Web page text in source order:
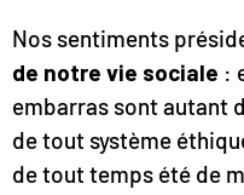
Nos sentiments
de notre vie sociale :
embarras sont autant
de tout système
de tout temps été de